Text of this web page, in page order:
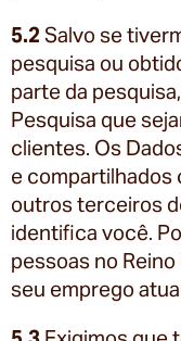
5.2 Salvo se
pesquisa ou
parte da
Pesquisa que
clientes. Os
e compartilhados
outros terceiros
identifica você.
pessoas no
seu emprego